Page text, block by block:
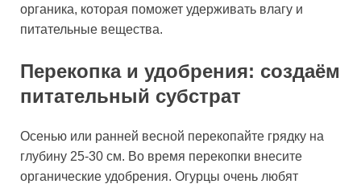
органика, которая поможет удерживать влагу и
питательные вещества.
Перекопка и удобрения: создаём
питательный субстрат
Осенью или ранней весной перекопайте грядку на
глубину 25-30 см. Во время перекопки внесите
органические удобрения. Огурцы очень любят